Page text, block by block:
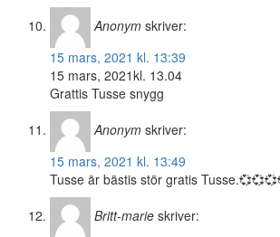
Anonym skriver:
15 mars, 2021 kl. 13:39
15 mars, 2021kl. 13.04
Grattis Tusse snygg
Anonym skriver:
15 mars, 2021 kl. 13:49
Tusse är bästis stör gratis
Britt-marie skriver: